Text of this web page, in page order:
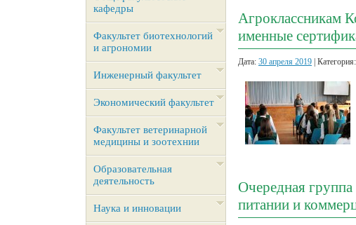
кафедры
Факультет биотехнологий
и агрономии
Инженерный факультет
Экономический факультет
Факультет ветеринарной
медицины и зоотехнии
Образовательная
деятельность
Наука и инновации
Агроклассникам
именные
Дата: 30 апреля 2019 | Категория:
Очередная группа
питании и